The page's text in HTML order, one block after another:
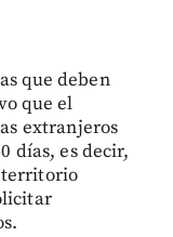
que deben
que el
extranjeros
días, es decir,
territorio